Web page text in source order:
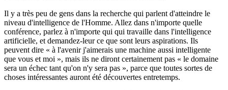
Il y a très peu de gens dans la recherche qui parlent d'atteindre le
niveau d'intelligence de l'Homme. Allez dans n'importe quelle
conférence, parlez à n'importe qui qui travaille dans l'intelligence
artificielle, et demandez-leur ce que sont leurs aspirations. Ils
peuvent dire « à l'avenir j'aimerais une machine aussi intelligente
que vous et moi », mais ils ne diront certainement pas « le domaine
sera un échec tant qu'on n'y sera pas », parce que toutes sortes de
choses intéressantes auront été découvertes entretemps.